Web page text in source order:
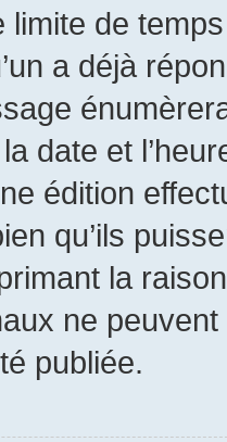
limite de
a déjà
date et
édition
qu’ils
la
ne
publiée.